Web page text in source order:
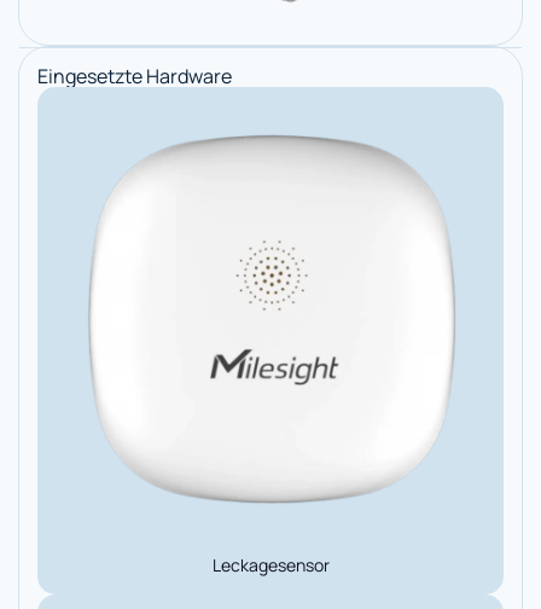
Eingesetzte Hardware
Leckagesensor